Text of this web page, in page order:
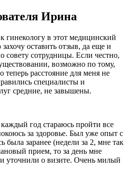
Ирина
гинекологу в этот медицинский
оставить отзыв, да еще и
сотрудницы. Если честно,
возможно по тому,
теперь расстояние для меня не
специалисты и
средние, не завышены.
год стараюсь пройти все
за здоровье. Был уже опыт с
была заранее (недели за 2, мне так
прием, то за день мне
уточнили о визите. Очень милый